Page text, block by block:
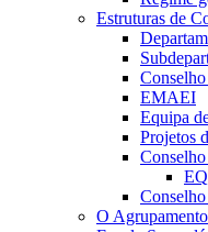
Estruturas de
EMAEI
Equipa
Projetos
O Agrupamento